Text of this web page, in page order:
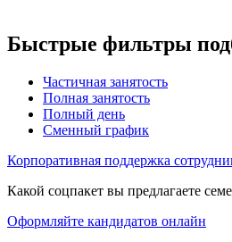
Быстрые фильтры
Частичная занятость
Полная занятость
Полный день
Сменный график
Корпоративная поддержка
Какой соцпакет вы предлагаете
Оформляйте кандидатов онлайн